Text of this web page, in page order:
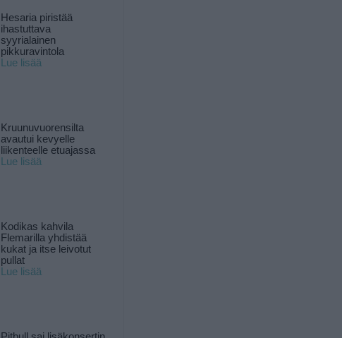
Hesaria piristää
ihastuttava
syyrialainen
pikkuravintola
Lue lisää
Kruunuvuorensilta
avautui kevyelle
liikenteelle etuajassa
Lue lisää
Kodikas kahvila
Flemarilla yhdistää
kukat ja itse leivotut
pullat
Lue lisää